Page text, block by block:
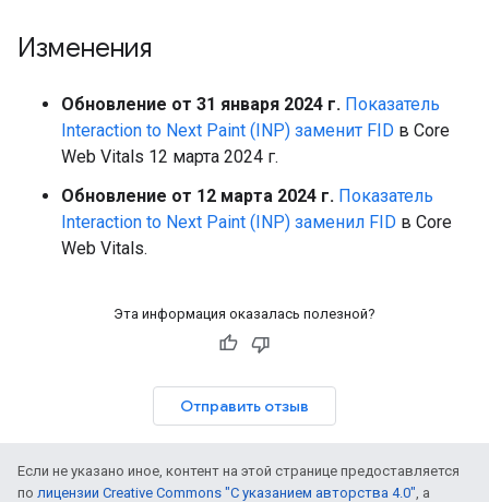
Изменения
Обновление от 31 января 2024 г. Показатель
Interaction to Next Paint (INP) заменит FID в Core
Web Vitals 12 марта 2024 г.
Обновление от 12 марта 2024 г. Показатель
Interaction to Next Paint (INP) заменил FID в Core
Web Vitals.
Эта информация оказалась полезной?
Отправить отзыв
Если не указано иное, контент на этой странице предоставляется
по лицензии Creative Commons "С указанием авторства 4.0", а